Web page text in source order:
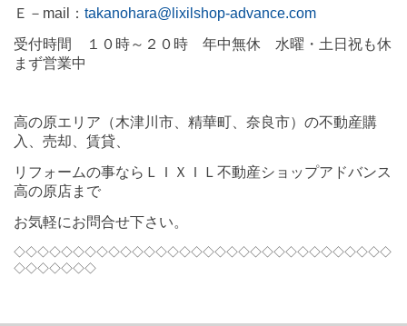
Ｅ－ mail ： takanohara@lixilshop-advance.com
受付時間 １０時～２０時 年中無休 水曜・土日祝も休
まず営業中
高の原エリア（木津川市、精華町、奈良市）の不動産購
入、売却、賃貸、
リフォームの事ならＬＩＸＩＬ不動産ショップアドバンス
高の原店まで
お気軽にお問合せ下さい。
◇◇◇◇◇◇◇◇◇◇◇◇◇◇◇◇◇◇◇◇◇◇◇◇◇◇◇◇◇◇◇◇
◇◇◇◇◇◇◇